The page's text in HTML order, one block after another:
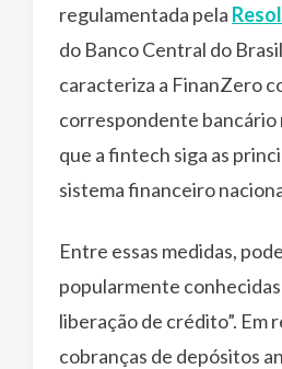
regulamentada pela
do Banco Central do
caracteriza a FinanZero
correspondente bancário
que a fintech siga as
sistema financeiro
Entre essas medidas,
popularmente conhecidas
liberação de crédito”. Em
cobranças de depósitos